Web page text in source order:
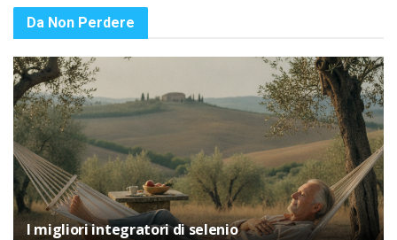
Da Non Perdere
I migliori integratori di selenio